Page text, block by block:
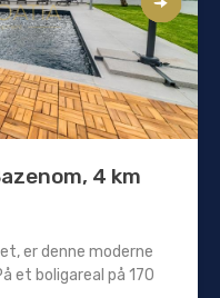
4 km
er denne moderne
et boligareal på 170